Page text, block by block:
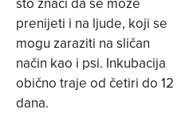
prenijeti i na ljude, koji se
mogu zaraziti na sličan
način kao i psi. Inkubacija
obično traje od četiri do 12
dana.